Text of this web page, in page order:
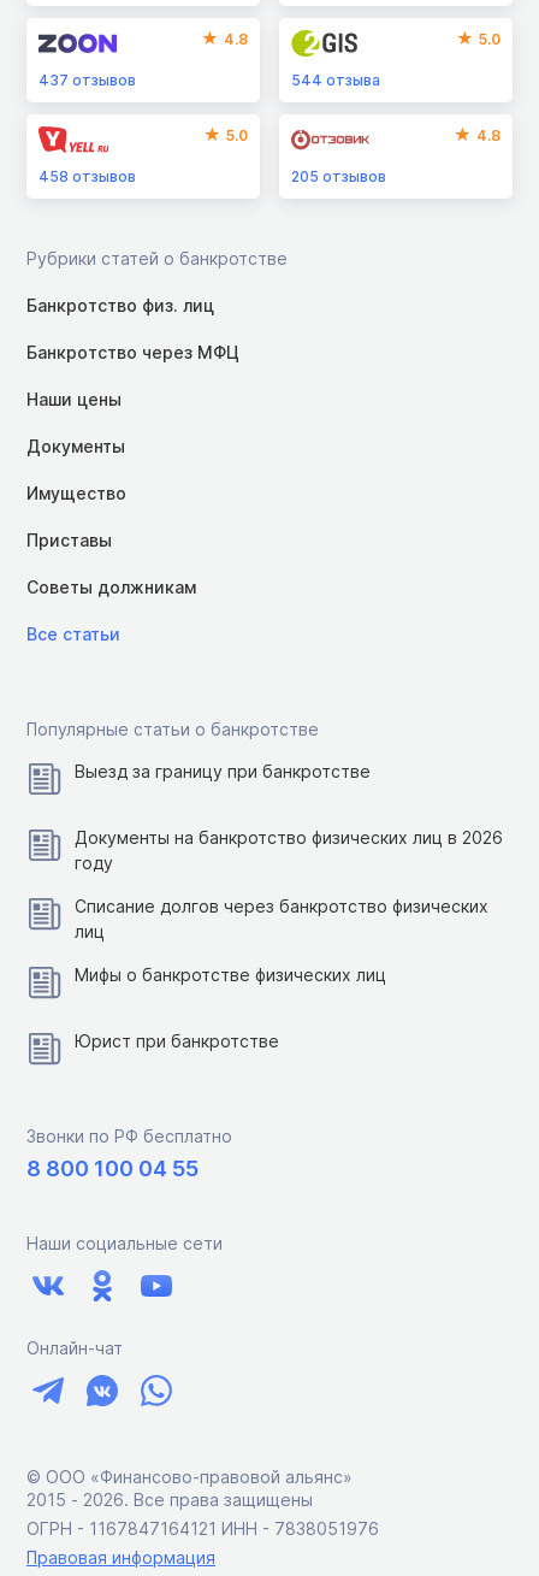
4.8
437 отзывов
5.0
544отзыва
5.0
458 отзывов
4.8
205отзывов
Рубрики статей о банкротстве
Банкротство физ. лиц
Банкротство через МФЦ
Наши цены
Документы
Имущество
Приставы
Советы должникам
Все статьи
Популярные статьи о банкротстве
Выезд за границу при банкротстве
Документы на банкротство физических лиц в 2026
году
Списание долгов через банкротство физических
лиц
Мифы о банкротстве физических лиц
Юрист при банкротстве
Звонки по РФ бесплатно
8 800 100 04 55
Наши социальные сети
Онлайн-чат
© ООО «Финансово-правовой альянс»
2015 ‑ 2026. Все права защищены
ОГРН - 1167847164121 ИНН - 7838051976
Правовая информация